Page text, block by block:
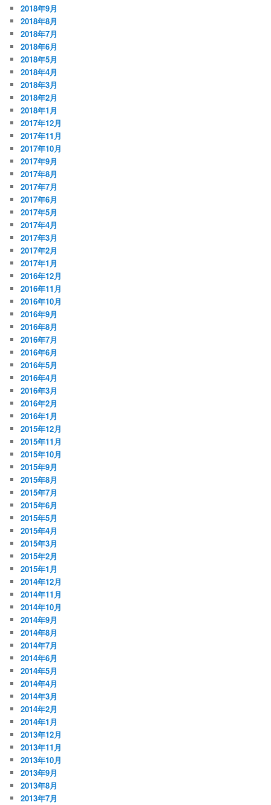
2018年9月
2018年8月
2018年7月
2018年6月
2018年5月
2018年4月
2018年3月
2018年2月
2018年1月
2017年12月
2017年11月
2017年10月
2017年9月
2017年8月
2017年7月
2017年6月
2017年5月
2017年4月
2017年3月
2017年2月
2017年1月
2016年12月
2016年11月
2016年10月
2016年9月
2016年8月
2016年7月
2016年6月
2016年5月
2016年4月
2016年3月
2016年2月
2016年1月
2015年12月
2015年11月
2015年10月
2015年9月
2015年8月
2015年7月
2015年6月
2015年5月
2015年4月
2015年3月
2015年2月
2015年1月
2014年12月
2014年11月
2014年10月
2014年9月
2014年8月
2014年7月
2014年6月
2014年5月
2014年4月
2014年3月
2014年2月
2014年1月
2013年12月
2013年11月
2013年10月
2013年9月
2013年8月
2013年7月